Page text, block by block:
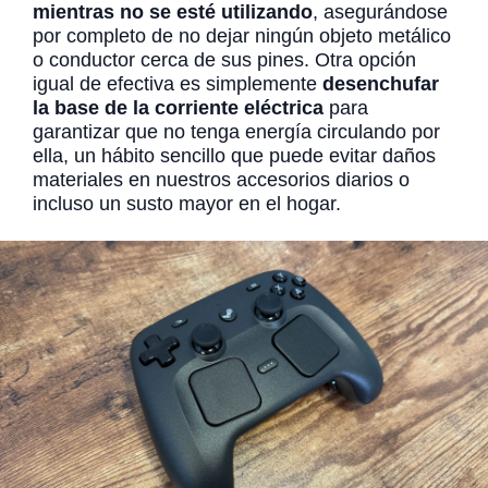
mientras no se esté utilizando, asegurándose
por completo de no dejar ningún objeto metálico
o conductor cerca de sus pines. Otra opción
igual de efectiva es simplemente desenchufar
la base de la corriente eléctrica para
garantizar que no tenga energía circulando por
ella, un hábito sencillo que puede evitar daños
materiales en nuestros accesorios diarios o
incluso un susto mayor en el hogar.